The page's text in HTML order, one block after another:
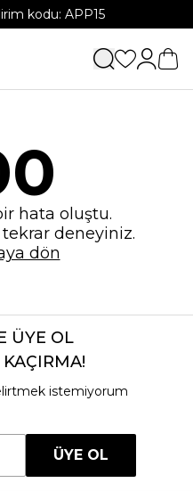
kodu: APP15
hata oluştu.
deneyiniz.
dön
ÜYE OL
istemiyorum
ÜYE OL